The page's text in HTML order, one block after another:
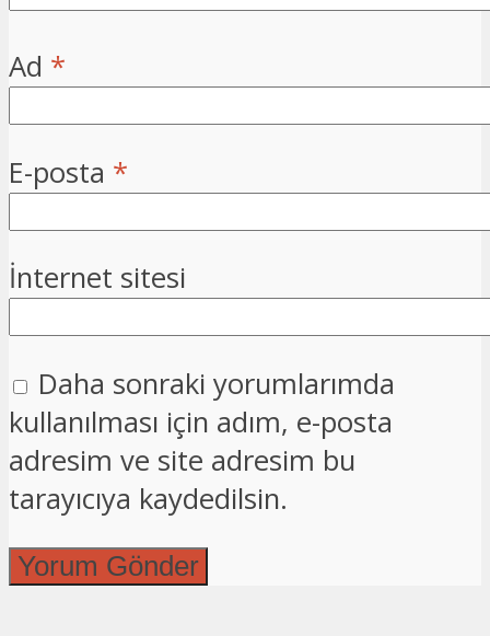
Ad *
E-posta *
İnternet sitesi
Daha sonraki yorumlarımda
kullanılması için adım, e-posta
adresim ve site adresim bu
tarayıcıya kaydedilsin.